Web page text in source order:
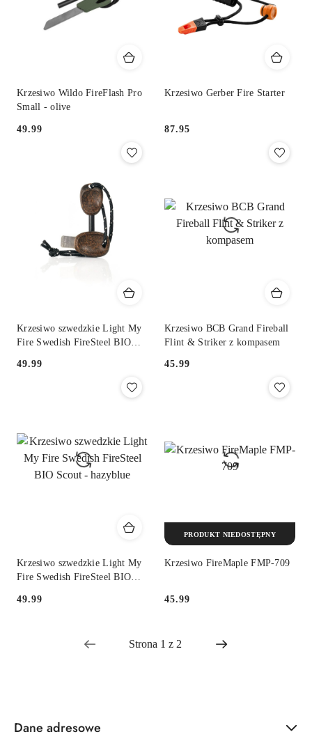
Krzesiwo Wildo FireFlash Pro
Small - olive
Cena:
49.99
Krzesiwo Gerber Fire Starter
Cena:
87.95
Krzesiwo szwedzkie Light My
Fire Swedish FireSteel BIO
Cena:
49.99
Krzesiwo BCB Grand Fireball
Flint & Striker z kompasem
Cena:
45.99
Krzesiwo szwedzkie Light My
Fire Swedish FireSteel BIO
Cena:
49.99
Krzesiwo FireMaple FMP-709
Cena:
45.99
PRODUKT NIEDOSTĘPNY
Dane adresowe